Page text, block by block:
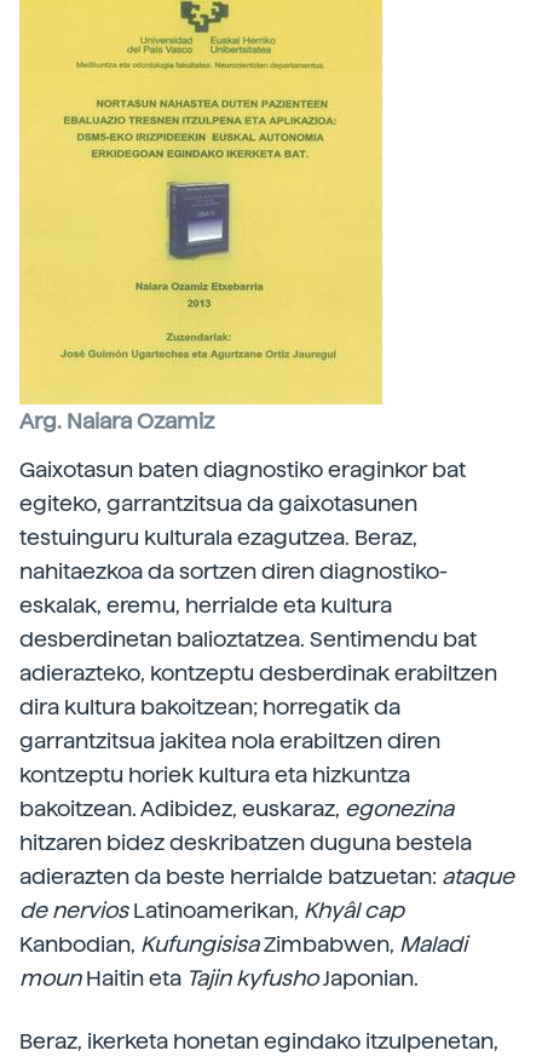
Arg. Naiara Ozamiz
Gaixotasun baten diagnostiko eraginkor bat
egiteko, garrantzitsua da gaixotasunen
testuinguru kulturala ezagutzea. Beraz,
nahitaezkoa da sortzen diren diagnostiko-
eskalak, eremu, herrialde eta kultura
desberdinetan balioztatzea. Sentimendu bat
adierazteko, kontzeptu desberdinak erabiltzen
dira kultura bakoitzean; horregatik da
garrantzitsua jakitea nola erabiltzen diren
kontzeptu horiek kultura eta hizkuntza
bakoitzean. Adibidez, euskaraz, egonezina
hitzaren bidez deskribatzen duguna bestela
adierazten da beste herrialde batzuetan: ataque
de nerviosLatinoamerikan, Khyâl cap
Kanbodian, KufungisisaZimbabwen, Maladi
mounHaitin eta Tajin kyfushoJaponian.
Beraz, ikerketa honetan egindako itzulpenetan,